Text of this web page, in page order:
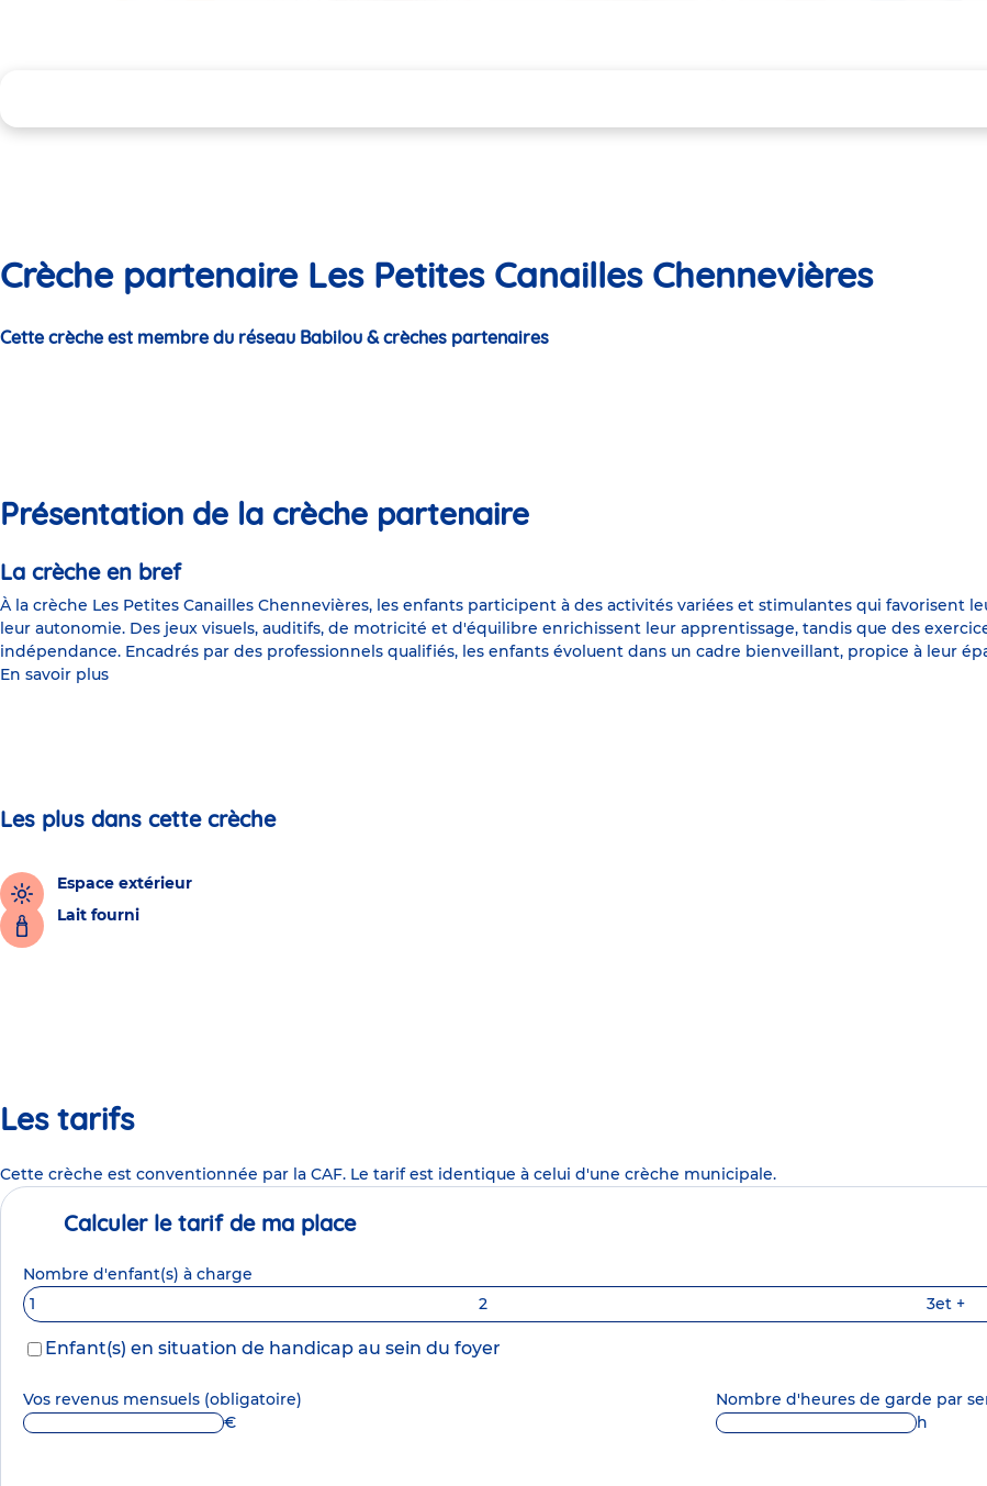
Crèche partenaire Les Petites Canailles Chennevières
Cette crèche est membre du réseau Babilou & crèches partenaires
Présentation de la crèche partenaire
La crèche en bref
À la crèche Les Petites Canailles Chennevières, les enfants participent à des activités variées et stimulantes qui favorisent
leur autonomie. Des jeux visuels, auditifs, de motricité et d'équilibre enrichissent leur apprentissage, tandis que des
indépendance. Encadrés par des professionnels qualifiés, les enfants évoluent dans un cadre bienveillant, propice à leur
En savoir plus
Les plus dans cette crèche
Espace extérieur
Lait fourni
Les tarifs
Cette crèche est conventionnée par la CAF. Le tarif est identique à celui d'une crèche municipale.
Calculer le tarif de ma place
Nombre d'enfant(s) à charge
1
2 3et +
Enfant(s) en situation de handicap au sein du foyer
Vos revenus mensuels (obligatoire)
€
Nombre d'heures de garde par
h